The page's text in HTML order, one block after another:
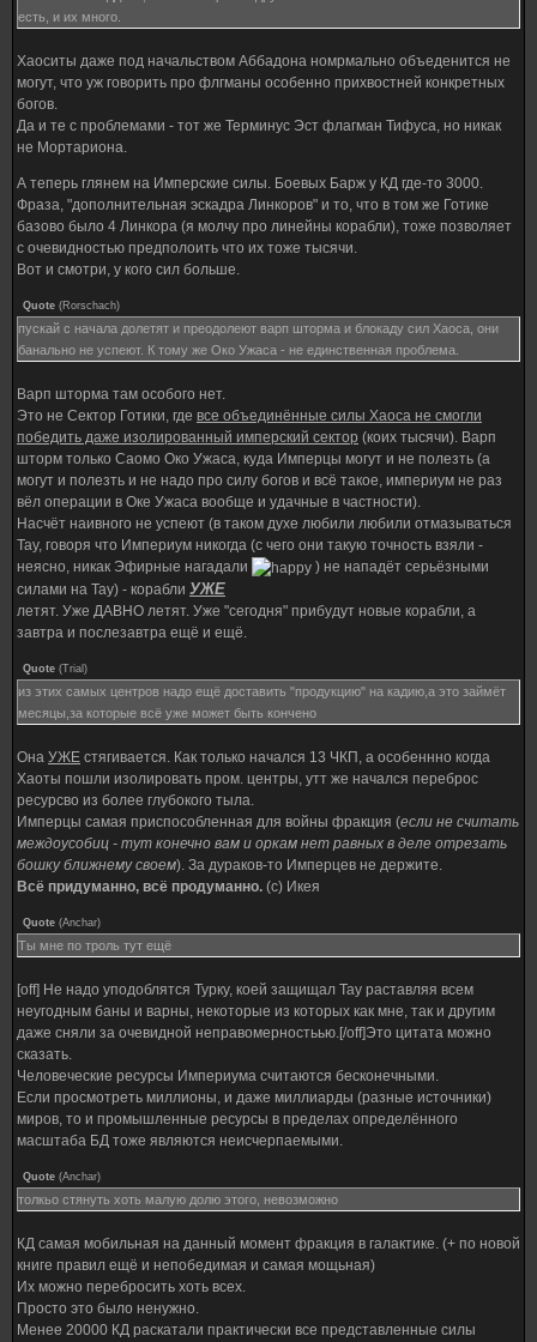
есть, и их много.
Хаоситы даже под начальством Аббадона номрмально объеденится не
могут, что уж говорить про флгманы особенно прихвостней конкретных
богов.
Да и те с проблемами - тот же Терминус Эст флагман Тифуса, но никак
не Мортариона.
А теперь глянем на Имперские силы. Боевых Барж у КД где-то 3000.
Фраза, "дополнительная эскадра Линкоров" и то, что в том же Готике
базово было 4 Линкора (я молчу про линейны корабли), тоже позволяет
с очевидностью предполоить что их тоже тысячи.
Вот и смотри, у кого сил больше.
Quote (Rorschach)
пускай с начала долетят и преодолеют варп шторма и блокаду сил Хаоса, они
банально не успеют. К тому же Око Ужаса - не единственная проблема.
Варп шторма там особого нет.
Это не Сектор Готики, где все объединённые силы Хаоса не смогли
победить даже изолированный имперский сектор (коих тысячи). Варп
шторм только Саомо Око Ужаса, куда Имперцы могут и не полезть (а
могут и полезть и не надо про силу богов и всё такое, империум не раз
вёл операции в Оке Ужаса вообще и удачные в частности).
Насчёт наивного не успеют (в таком духе любили любили отмазываться
Тау, говоря что Империум никогда (с чего они такую точность взяли -
неясно, никак Эфирные нагадали
) не нападёт серьёзными
силами на Тау) - корабли УЖЕ
летят. Уже ДАВНО летят. Уже "сегодня" прибудут новые корабли, а
завтра и послезавтра ещё и ещё.
Quote (Trial )
из этих самых центров надо ещё доставить "продукцию" на кадию,а это займёт
месяцы,за которые всё уже может быть кончено
Она УЖЕ стягивается. Как только начался 13 ЧКП, а особеннно когда
Хаоты пошли изолировать пром. центры, утт же начался переброс
ресурсво из более глубокого тыла.
Имперцы самая приспособленная для войны фракция (если не считать
междоусобиц - тут конечно вам и оркам нет равных в деле отрезать
бошку ближнему своем). За дураков-то Имперцев не держите.
Всё придуманно, всё продуманно. (с) Икея
Quote (Anchar)
Ты мне по троль тут ещё
[off] Не надо уподоблятся Турку, коей защищал Тау раставляя всем
неугодным баны и варны, некоторые из которых как мне, так и другим
даже сняли за очевидной неправомерностьью.[/off]Это цитата можно
сказать.
Человеческие ресурсы Империума считаются бесконечными.
Если просмотреть миллионы, и даже миллиарды (разные источники)
миров, то и промышленные ресурсы в пределах определённого
масштаба БД тоже являются неисчерпаемыми.
Quote (Anchar)
толкьо стянуть хоть малую долю этого, невозможно
КД самая мобильная на данный момент фракция в галактике. (+ по новой
книге правил ещё и непобедимая и самая мощьная)
Их можно перебросить хоть всех.
Просто это было ненужно.
Менее 20000 КД раскатали практически все представленные силы